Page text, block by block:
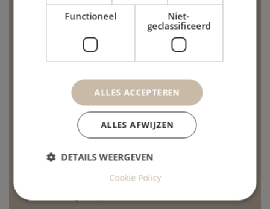
De praktijk is gesloten op
maandag 29 juni
22 juni 2026
Het was hoog tijd om onze oefenruimte te
vernieuwen. Daarom voeren we aanstaande
maandag enkele moderniseringswerken uit. Om
deze werken vlot te laten verlopen, zal de praktijk
die dag gesloten zijn. Voor acupunctuur blijft de
praktijk wel gewoon geopend. Vanaf dinsdag 30
Functioneel
Niet-
geclassificeerd
ALLES ACCEPTEREN
ALLES AFWIJZEN
DETAILS WEERGEVEN
Cookie Policy